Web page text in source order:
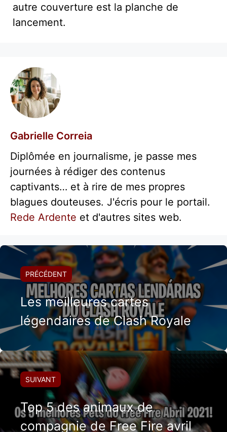
autre couverture est la planche de
lancement.
Gabrielle Correia
Diplômée en journalisme, je passe mes
journées à rédiger des contenus
captivants… et à rire de mes propres
blagues douteuses. J'écris pour le portail.
Rede Ardente et d'autres sites web.
PRÉCÉDENT
Les meilleures cartes
légendaires de Clash Royale
SUIVANT
Top 5 des animaux de
compagnie de Free Fire avril